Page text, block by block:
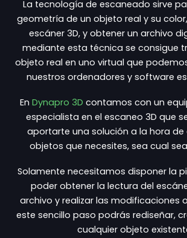
La tecnología de escaneado sirve
geometría de un objeto real y su
escáner 3D, y obtener un archivo
mediante esta técnica se consigue
objeto real en uno virtual que
nuestros ordenadores y software
En Dynapro 3D contamos con un
especialista en el escaneo 3D que
aportarte una solución a la hora de
objetos que necesites, sea cual
Solamente necesitamos disponer la
poder obtener la lectura del
archivo y realizar las modificaciones
este sencillo paso podrás rediseñar,
cualquier objeto